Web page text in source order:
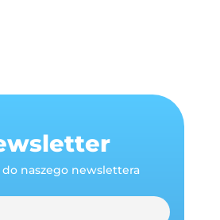
do naszego newslettera